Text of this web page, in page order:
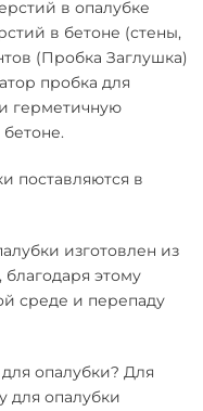
в опалубке
в бетоне (стены,
(Пробка Заглушка)
пробка для
герметичную
поставляются в
изготовлен из
этому
среде и перепаду
опалубки? Для
для опалубки